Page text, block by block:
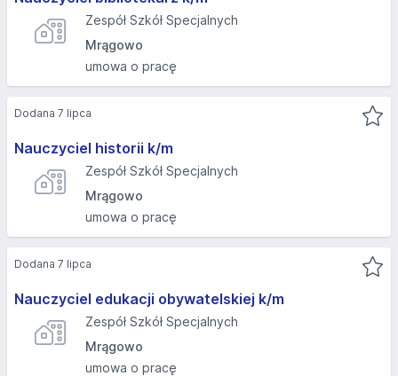
Zespół Szkół Specjalnych
Mrągowo
umowa o pracę
Nauczyciel historii k/m
Zespół Szkół Specjalnych
Mrągowo
umowa o pracę
Dodana 7 lipca
Nauczyciel edukacji obywatelskiej k/m
Zespół Szkół Specjalnych
Mrągowo
umowa o pracę
Dodana 7 lipca